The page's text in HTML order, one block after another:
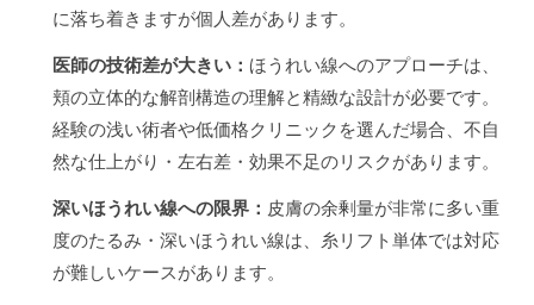
に落ち着きますが個人差があります。
医師の技術差が大きい： ほうれい線へのアプローチは、
頬の立体的な解剖構造の理解と精緻な設計が必要です。
経験の浅い術者や低価格クリニックを選んだ場合、不自
然な仕上がり・左右差・効果不足のリスクがあります。
深いほうれい線への限界： 皮膚の余剰量が非常に多い重
度のたるみ・深いほうれい線は、糸リフト単体では対応
が難しいケースがあります。